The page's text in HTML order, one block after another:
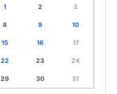
1 2 3
8 9 10
15 16 17
22 23 24
29 30 31